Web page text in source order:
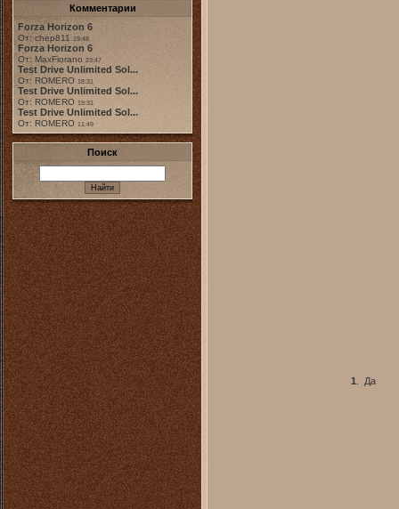
Комментарии
Forza Horizon 6
От: chep811 19:48
Forza Horizon 6
От: MaxFiorano 23:47
Test Drive Unlimited Sol...
От: ROMERO 18:31
Test Drive Unlimited Sol...
От: ROMERO 19:31
Test Drive Unlimited Sol...
От: ROMERO 11:49
Поиск
1 Да